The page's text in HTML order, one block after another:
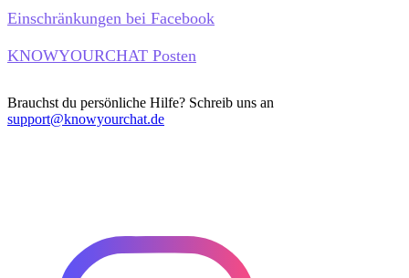
Einschränkungen bei Facebook
KNOWYOURCHAT Posten
Brauchst du persönliche Hilfe? Schreib uns an
support@knowyourchat.de